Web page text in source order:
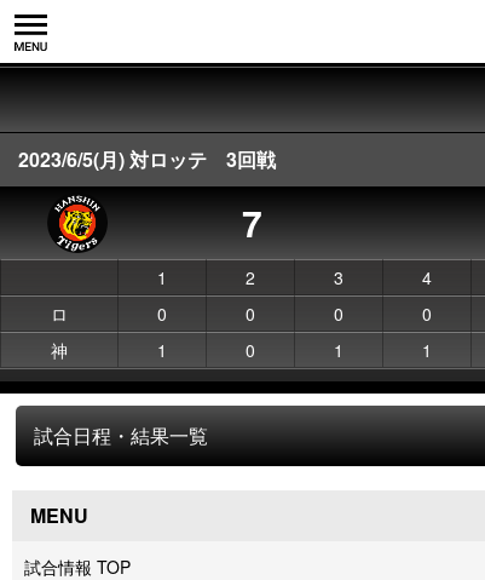
2023/6/5(月) 対ロッテ 3回戦
7
1 2 3 4
ロ
0 0 0 0
神
1 0 1 1
試合日程・結果一覧
MENU
試合情報 TOP